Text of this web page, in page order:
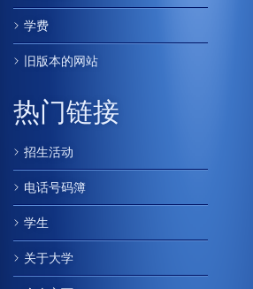
学费
旧版本的网站
热门链接
招生活动
电话号码簿
学生
关于大学